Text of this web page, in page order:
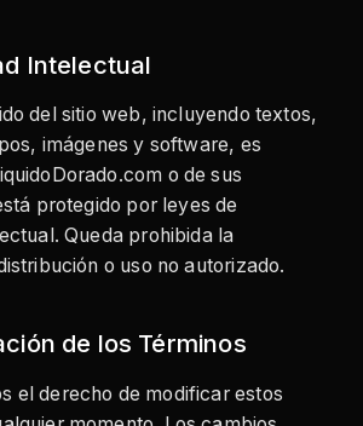
Intelectual
del sitio web, incluyendo textos,
imágenes y software, es
o de sus
protegido por leyes de
Queda prohibida la
o uso no autorizado.
de los Términos
el derecho de modificar estos